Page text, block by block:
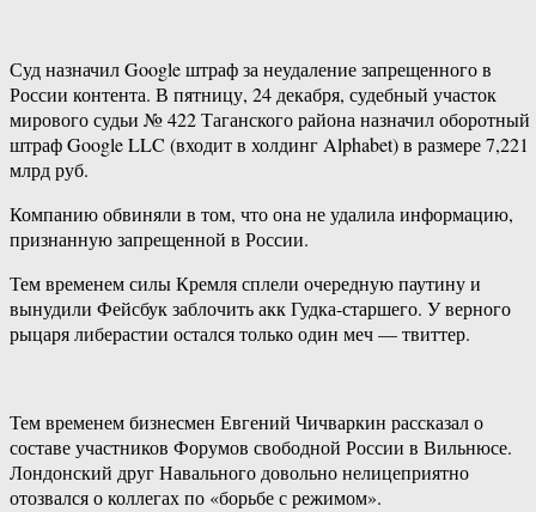
Суд назначил Google штраф за неудаление запрещенного в
России контента. В пятницу, 24 декабря, судебный участок
мирового судьи № 422 Таганского района назначил оборотный
штраф Google LLC (входит в холдинг Alphabet) в размере 7,221
млрд руб.
Компанию обвиняли в том, что она не удалила информацию,
признанную запрещенной в России.
Тем временем силы Кремля сплели очередную паутину и
вынудили Фейсбук заблочить акк Гудка-старшего. У верного
рыцаря либерастии остался только один меч — твиттер.
Тем временем бизнесмен Евгений Чичваркин рассказал о
составе участников Форумов свободной России в Вильнюсе.
Лондонский друг Навального довольно нелицеприятно
отозвался о коллегах по «борьбе с режимом».